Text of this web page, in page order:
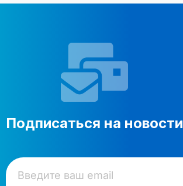
Подписаться на новости